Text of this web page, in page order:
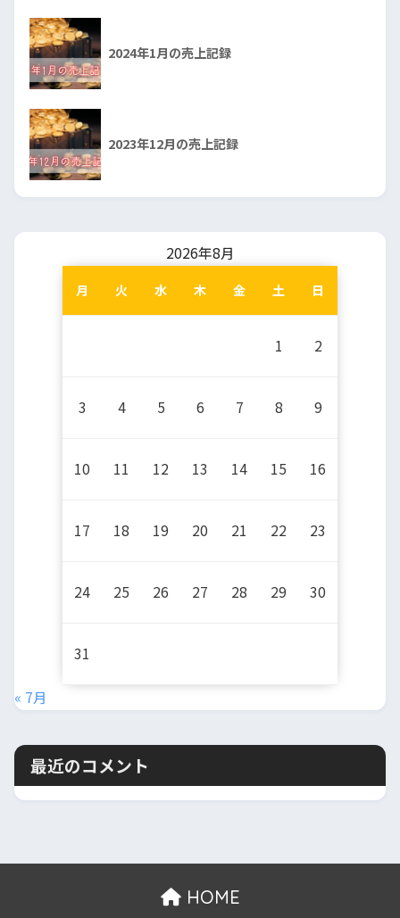
2024年1月の売上記録
2023年12月の売上記録
2026年8月
月 火 水 木 金 土 日
1 2
3 4 5 6 7 8 9
10 11 12 13 14 15 16
17 18 19 20 21 22 23
24 25 26 27 28 29 30
31
« 7月
最近のコメント
HOME